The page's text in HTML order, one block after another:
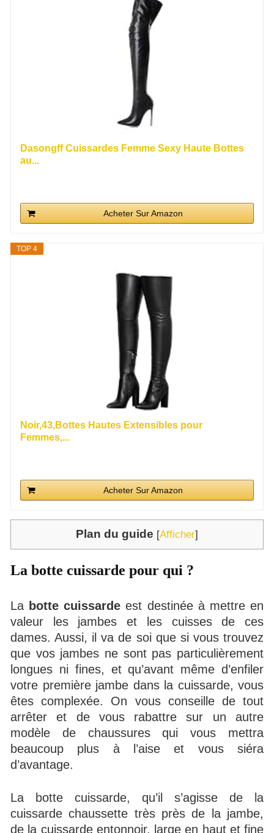
Dasongff Cuissardes Femme Sexy Haute Bottes
au...
Acheter Sur Amazon
TOP 4
Noir,43,Bottes Hautes Extensibles pour
Femmes,...
Acheter Sur Amazon
Plan du guide [Afficher]
La botte cuissarde pour qui ?
La botte cuissarde est destinée à mettre en
valeur les jambes et les cuisses de ces
dames. Aussi, il va de soi que si vous trouvez
que vos jambes ne sont pas particulièrement
longues ni fines, et qu’avant même d’enfiler
votre première jambe dans la cuissarde, vous
êtes complexée. On vous conseille de tout
arrêter et de vous rabattre sur un autre
modèle de chaussures qui vous mettra
beaucoup plus à l’aise et vous siéra
d’avantage.
La botte cuissarde, qu’il s’agisse de la
cuissarde chaussette très près de la jambe,
de la cuissarde entonnoir, large en haut et fine